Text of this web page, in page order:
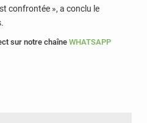
confrontée », a conclu le
sur notre chaîne WHATSAPP